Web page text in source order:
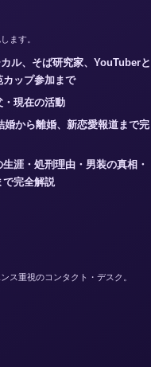
ます。
ル、そば研究家、YouTuberと
カップ参加まで
・現在の活動
婚から離婚、新恋愛報道まで完
涯・処刑理由・男装の真相・
で完全解説
ス重視のコンタクト・デスク。